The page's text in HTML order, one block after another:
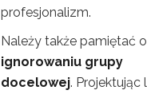
profesjonalizm.
Należy także pamiętać o
ignorowaniu grupy
docelowej. Projektując